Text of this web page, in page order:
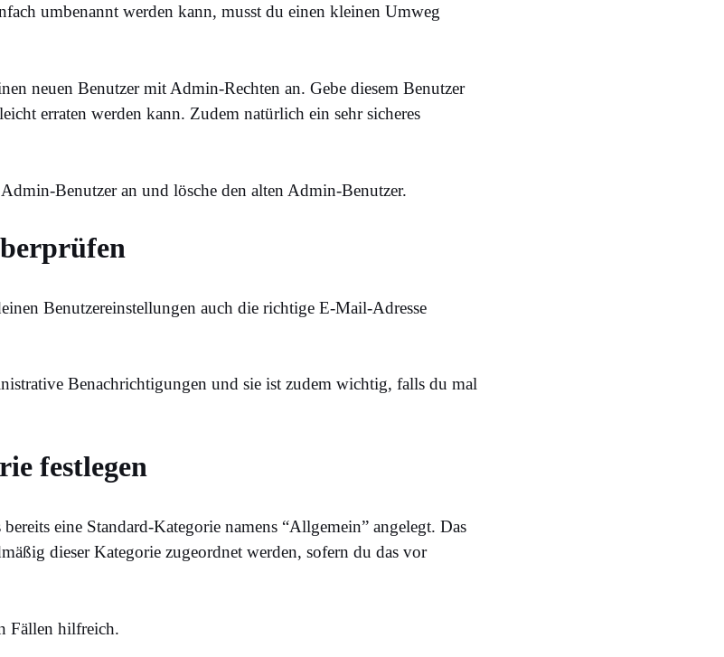
umbenannt werden kann, musst du einen kleinen Umweg
neuen Benutzer mit Admin-Rechten an. Gebe diesem Benutzer
erraten werden kann. Zudem natürlich ein sehr sicheres
Benutzer an und lösche den alten Admin-Benutzer.
Benutzereinstellungen auch die richtige E-Mail-Adresse
Benachrichtigungen und sie ist zudem wichtig, falls du mal
festlegen
eine Standard-Kategorie namens “Allgemein” angelegt. Das
dieser Kategorie zugeordnet werden, sofern du das vor
Fällen hilfreich.